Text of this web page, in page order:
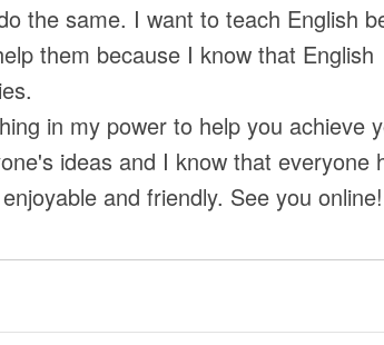
the same. I want to teach English
them because I know that English
in my power to help you achieve
ideas and I know that everyone
and friendly. See you online!